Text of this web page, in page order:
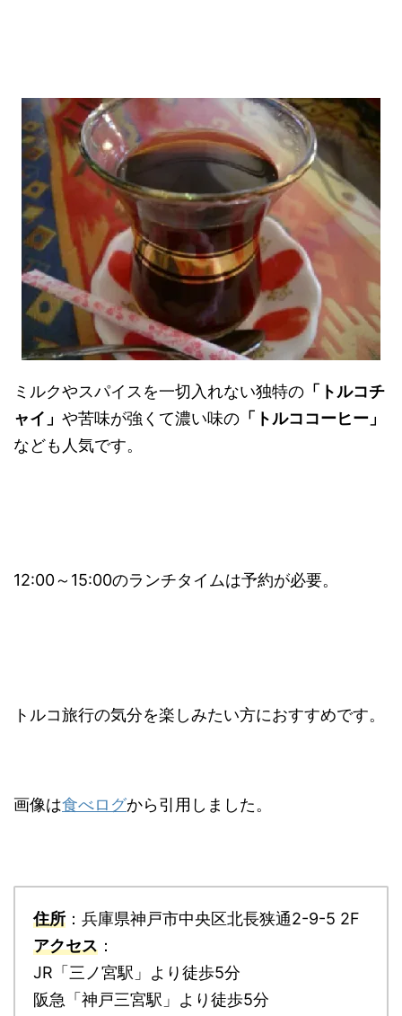
ミルクやスパイスを一切入れない独特の 「トルコチ
ャイ」 や苦味が強くて濃い味の 「トルココーヒー」
なども人気です。
12:00～15:00のランチタイムは予約が必要。
トルコ旅行の気分を楽しみたい方におすすめです。
画像は食べログから引用しました。
住所 ：兵庫県神戸市中央区北長狭通2-9-5 2F
アクセス ：
JR「三ノ宮駅」より徒歩5分
阪急「神戸三宮駅」より徒歩5分